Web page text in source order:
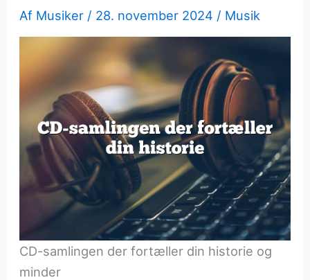
Af Musiker / 28. november 2024 / Musik
CD-samlingen der fortæller din historie og
minder